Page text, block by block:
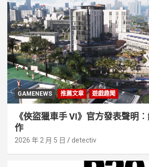
GAMENEWS 推薦文章 遊戲趣聞
《俠盜獵車手 VI》官方發表聲明
作
2026 年 2 月 5 日 detectiv